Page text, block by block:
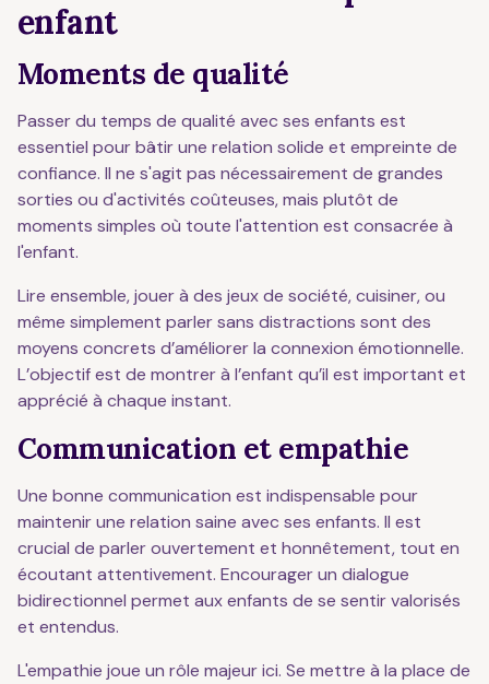
enfant
Moments de qualité
Passer du temps de qualité avec ses enfants est
essentiel pour bâtir une relation solide et empreinte de
confiance. Il ne s'agit pas nécessairement de grandes
sorties ou d'activités coûteuses, mais plutôt de
moments simples où toute l'attention est consacrée à
l'enfant.
Lire ensemble, jouer à des jeux de société, cuisiner, ou
même simplement parler sans distractions sont des
moyens concrets d’améliorer la connexion émotionnelle.
L’objectif est de montrer à l’enfant qu’il est important et
apprécié à chaque instant.
Communication et empathie
Une bonne communication est indispensable pour
maintenir une relation saine avec ses enfants. Il est
crucial de parler ouvertement et honnêtement, tout en
écoutant attentivement. Encourager un dialogue
bidirectionnel permet aux enfants de se sentir valorisés
et entendus.
L'empathie joue un rôle majeur ici. Se mettre à la place de